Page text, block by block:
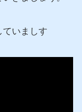
ていましす